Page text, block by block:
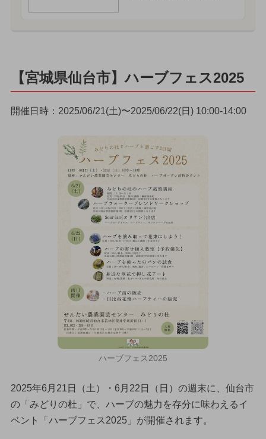
【宮城県仙台市】ハーブフェス2025
開催日時：2025/06/21(土)〜2025/06/22(日) 10:00-14:00
ハーブフェス2025
2025年6月21日（土）・6月22日（日）の週末に、仙台市
の「みどりの杜」で、ハーブの魅力を存分に味わえるイ
ベント「ハーブフェス2025」が開催されます。